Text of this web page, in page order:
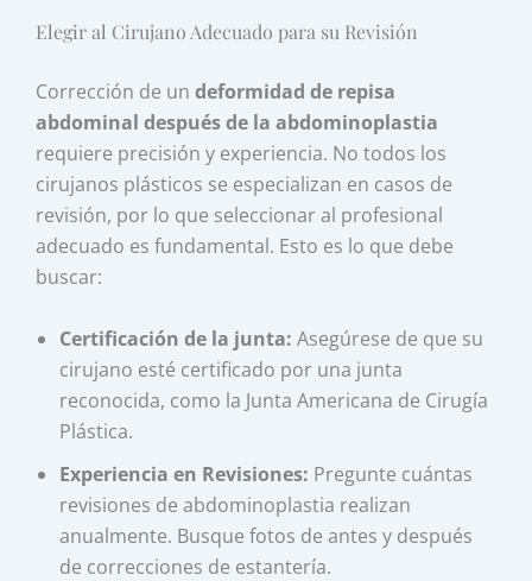
Elegir al Cirujano Adecuado para su Revisión
Corrección de undeformidad de repisa
abdominal después de la abdominoplastia
requiere precisión y experiencia. No todos los
cirujanos plásticos se especializan en casos de
revisión, por lo que seleccionar al profesional
adecuado es fundamental. Esto es lo que debe
buscar:
Certificación de la junta: Asegúrese de que su
cirujano esté certificado por una junta
reconocida, como la Junta Americana de Cirugía
Plástica.
Experiencia en Revisiones: Pregunte cuántas
revisiones de abdominoplastia realizan
anualmente. Busque fotos de antes y después
de correcciones de estantería.